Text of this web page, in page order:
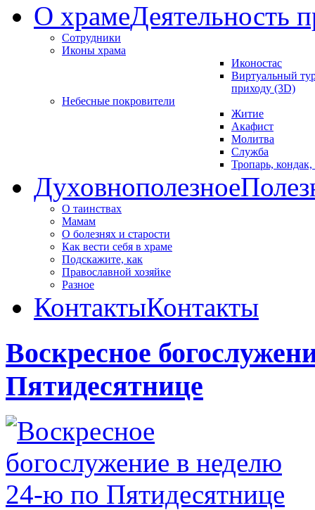
О храмеДеятельность
Сотрудники
Иконы храма
Иконостас
Виртуальный
приходу (3D)
Небесные покровители
Житие
Акафист
Молитва
Служба
Тропарь,
Духовнополезное
О таинствах
Мамам
О болезнях и старости
Как вести себя в храме
Подскажите, как
Православной хозяйке
Разное
КонтактыКонтакты
Воскресное
Пятидесятнице